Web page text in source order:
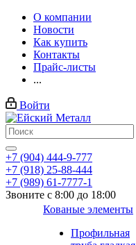
О компании
Новости
Как купить
Контакты
Прайс-листы
...
Войти
+7 (904) 444-9-777
+7 (918) 25-88-444
+7 (989) 61-7777-1
Звоните с 8:00 до 18:00
Кованые элементы
Профильная